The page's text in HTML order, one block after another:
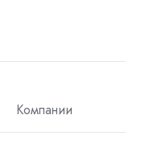
Компании